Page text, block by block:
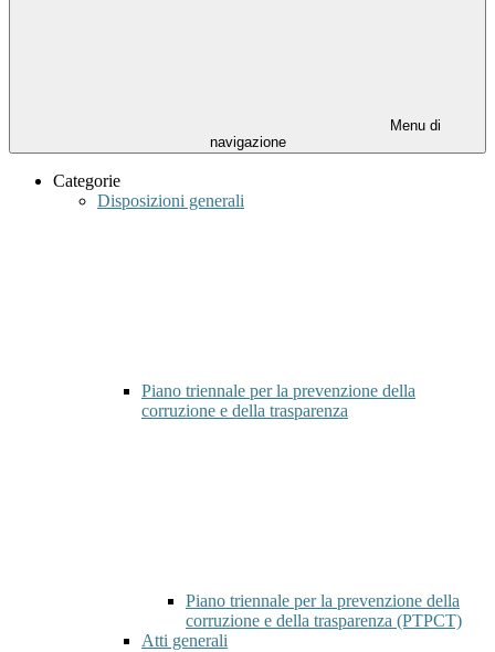
Menu di
navigazione
Categorie
Disposizioni generali
Piano triennale per la prevenzione della
corruzione e della trasparenza
Piano triennale per la prevenzione della
corruzione e della trasparenza (PTPCT)
Atti generali